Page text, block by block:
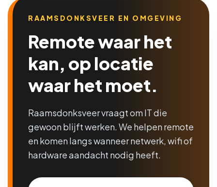
RAAMSDONKSVEER EN OMGEVING
Remote waar het
kan, op locatie
waar het moet.
Raamsdonksveer vraagt om IT die
gewoon blijft werken. We helpen remote
en komen langs wanneer netwerk, wifi of
hardware aandacht nodig heeft.